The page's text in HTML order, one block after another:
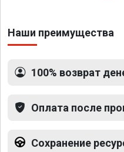
Наши преимущества
100% возврат
Оплата после
Сохранение